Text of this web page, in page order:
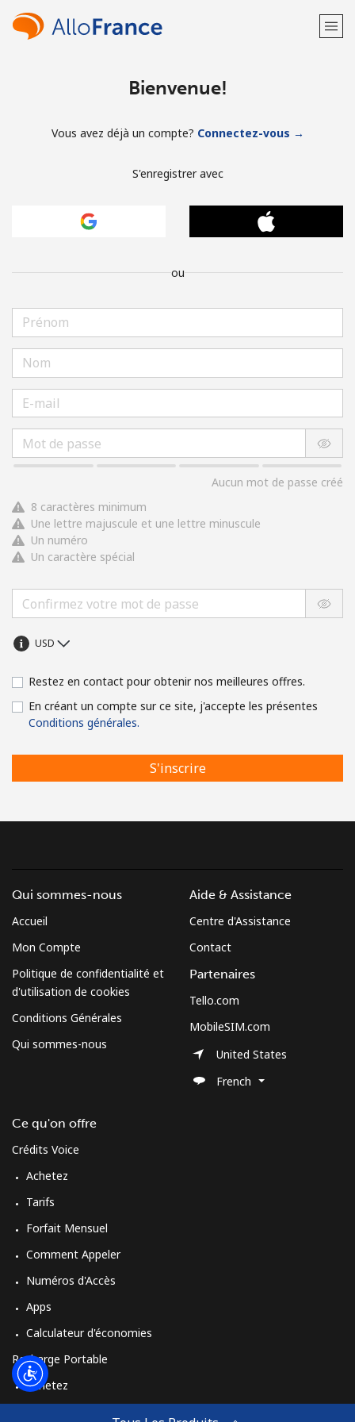
Bienvenue!
Vous avez déjà un compte? Connectez-vous →
S'enregistrer avec
ou
Aucun mot de passe créé
8 caractères minimum
Une lettre majuscule et une lettre minuscule
Un numéro
Un caractère spécial
Restez en contact pour obtenir nos meilleures offres.
En créant un compte sur ce site, j'accepte les présentes
Conditions générales.
S'inscrire
Qui sommes-nous
Accueil
Mon Compte
Politique de confidentialité et
d'utilisation de cookies
Conditions Générales
Qui sommes-nous
Ce qu'on offre
Crédits Voice
Achetez
Tarifs
Forfait Mensuel
Comment Appeler
Numéros d'Accès
Apps
Calculateur d'économies
Recharge Portable
Achetez
Aide & Assistance
Centre d'Assistance
Contact
Partenaires
Tello.com
MobileSIM.com
United States
French